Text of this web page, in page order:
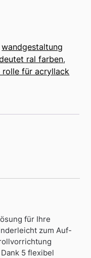
wandgestaltung
ral farben,
rolle für acryllack
für Ihre
zum Auf-
Dank 5 flexibel